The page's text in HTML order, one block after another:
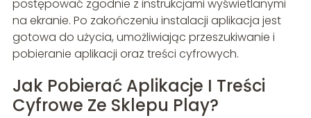
postępować zgodnie z instrukcjami wyświetlanymi
na ekranie. Po zakończeniu instalacji aplikacja jest
gotowa do użycia, umożliwiając przeszukiwanie i
pobieranie aplikacji oraz treści cyfrowych.
Jak Pobierać Aplikacje I Treści
Cyfrowe Ze Sklepu Play?